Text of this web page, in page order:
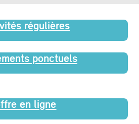
régulières
ponctuels
en ligne